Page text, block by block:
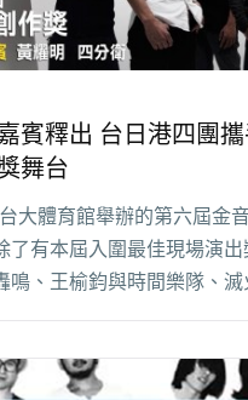
賓釋出 台日港四團
舞台
大體育館舉辦的第六屆金
了有本屆入圍最佳現場演出
鳴、王榆鈞與時間樂隊、滅
組樂團進行角力廝殺，爭
衛與黃閱讀全文 "重量級演